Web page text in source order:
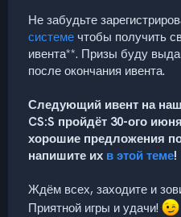
Не забудьте
системе чтобы получить
ивента**. Призы буду
после окончания ивента.
Следующий ивент на
CS:S пройдёт 30-ого
хорошие предложения
напишите их в этой теме!
Ждём всех, заходите и
Приятной игры и удачи!